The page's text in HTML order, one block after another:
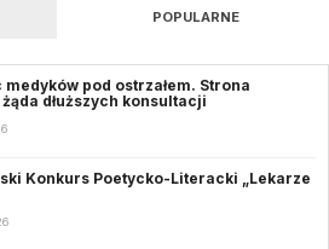
POPULARNE
medyków pod ostrzałem. Strona
żąda dłuższych konsultacji
Konkurs Poetycko-Literacki „Lekarze